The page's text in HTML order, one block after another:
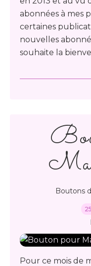
abonnées à mes
certaines
nouvelles
souhaite la
Boutons
Pour ce mois de